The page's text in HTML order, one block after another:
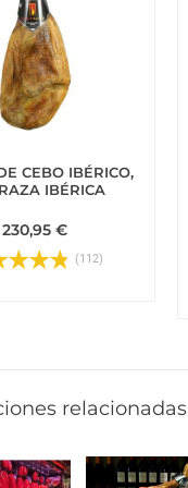
CEBO IBÉRICO,
IBÉRICA
230,95 €
(112)
relacionadas